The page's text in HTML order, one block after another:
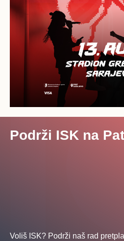
Podrži ISK na
Voliš ISK? Podrži naš rad